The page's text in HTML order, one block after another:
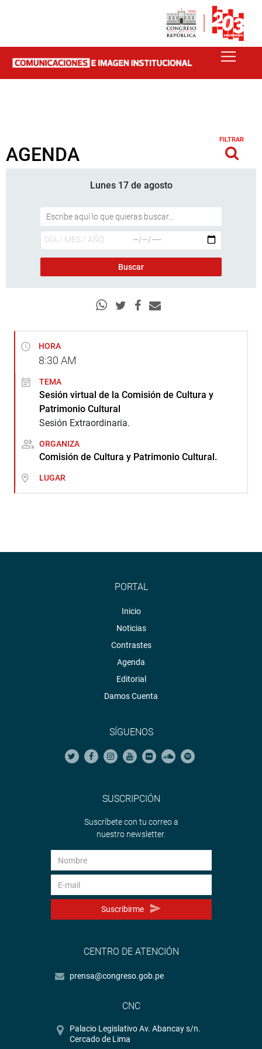
AGENDA
FILTRAR
Lunes 17 de agosto
HORA
8:30 AM
TEMA
Sesión virtual de la Comisión de Cultura y
Patrimonio Cultural
Sesión Extraordinaria.
ORGANIZA
Comisión de Cultura y Patrimonio Cultural.
LUGAR
PORTAL
Inicio
Noticias
Contrastes
Agenda
Editorial
Damos Cuenta
SÍGUENOS
SUSCRIPCIÓN
Suscríbete con tu correo a
nuestro newsletter.
Suscribirme
CENTRO DE ATENCIÓN
prensa@congreso.gob.pe
CNC
Palacio Legislativo Av. Abancay s/n.
Cercado de Lima